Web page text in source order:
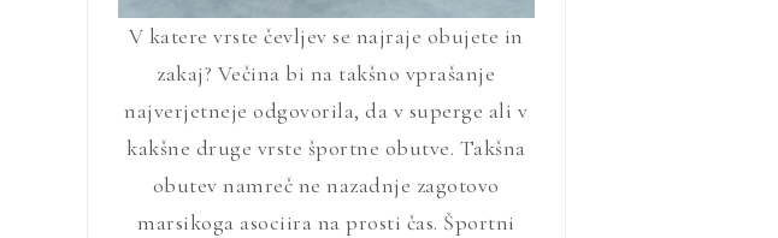
V katere vrste čevljev se najraje obujete in
zakaj? Večina bi na takšno vprašanje
najverjetneje odgovorila, da v superge ali v
kakšne druge vrste športne obutve. Takšna
obutev namreč ne nazadnje zagotovo
marsikoga asociira na prosti čas. Športni